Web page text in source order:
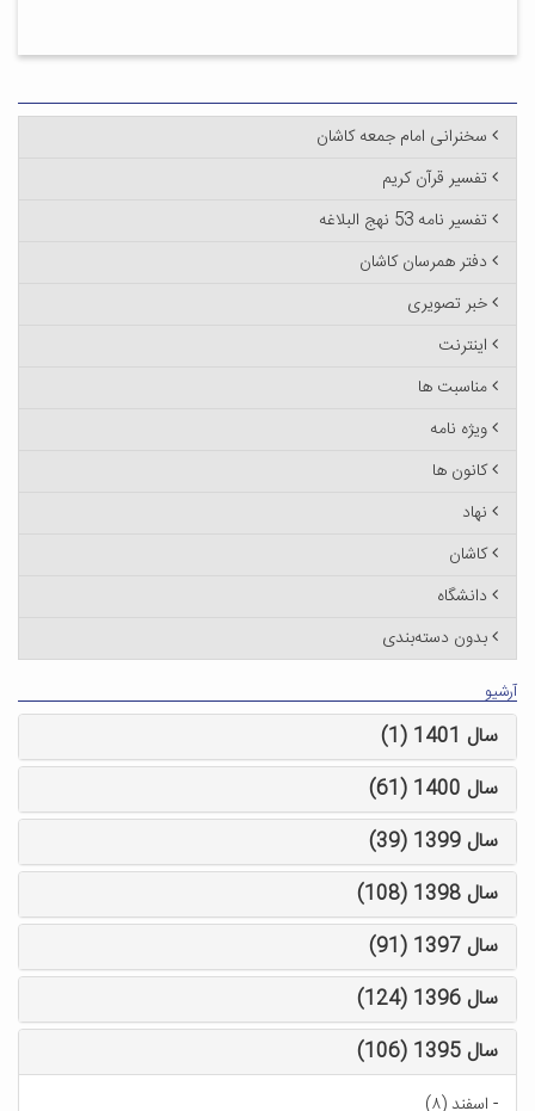
سخنرانی امام جمعه کاشان
تفسیر قرآن کریم
تفسیر نامه 53 نهج البلاغه
دفتر همرسان کاشان
خبر تصویری
اینترنت
مناسبت ها
ویژه نامه
کانون ها
نهاد
کاشان
دانشگاه
بدون دسته‌بندی
آرشیو
سال 1401 (1)
سال 1400 (61)
سال 1399 (39)
سال 1398 (108)
سال 1397 (91)
سال 1396 (124)
سال 1395 (106)
- اسفند (۸)